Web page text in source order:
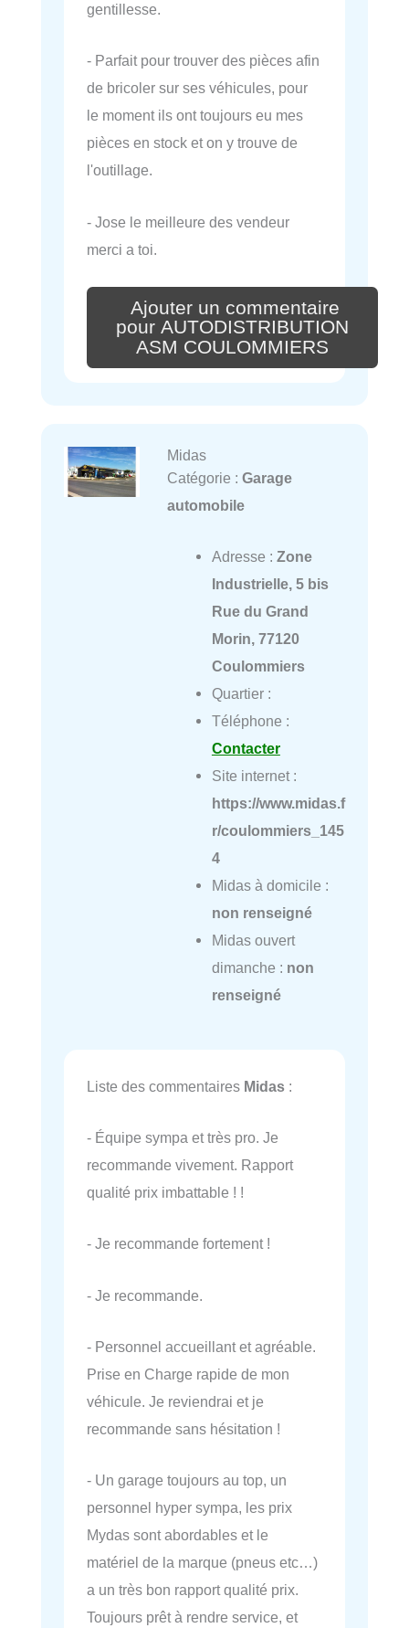
gentillesse.
- Parfait pour trouver des pièces afin
de bricoler sur ses véhicules, pour
le moment ils ont toujours eu mes
pièces en stock et on y trouve de
l'outillage.
- Jose le meilleure des vendeur
merci a toi.
Ajouter un commentaire
pour AUTODISTRIBUTION
ASM COULOMMIERS
Midas
Catégorie : Garage
automobile
Adresse : Zone
Industrielle, 5 bis
Rue du Grand
Morin, 77120
Coulommiers
Quartier :
Téléphone :
Contacter
Site internet :
https://www.midas.f
r/coulommiers_145
4
Midas à domicile :
non renseigné
Midas ouvert
dimanche : non
renseigné
Liste des commentaires Midas :
- Équipe sympa et très pro. Je
recommande vivement. Rapport
qualité prix imbattable ! !
- Je recommande fortement !
- Je recommande.
- Personnel accueillant et agréable.
Prise en Charge rapide de mon
véhicule. Je reviendrai et je
recommande sans hésitation !
- Un garage toujours au top, un
personnel hyper sympa, les prix
Mydas sont abordables et le
matériel de la marque (pneus etc…)
a un très bon rapport qualité prix.
Toujours prêt à rendre service, et